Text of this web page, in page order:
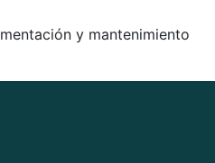
y mantenimiento